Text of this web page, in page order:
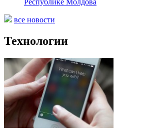
Республике Молдова
все новости
Технологии